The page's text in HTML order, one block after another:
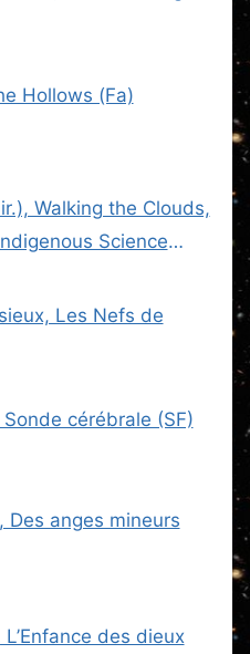
Hollows (Fa)
Walking the Clouds,
Science
Les Nefs de
cérébrale (SF)
Des anges mineurs
des dieux